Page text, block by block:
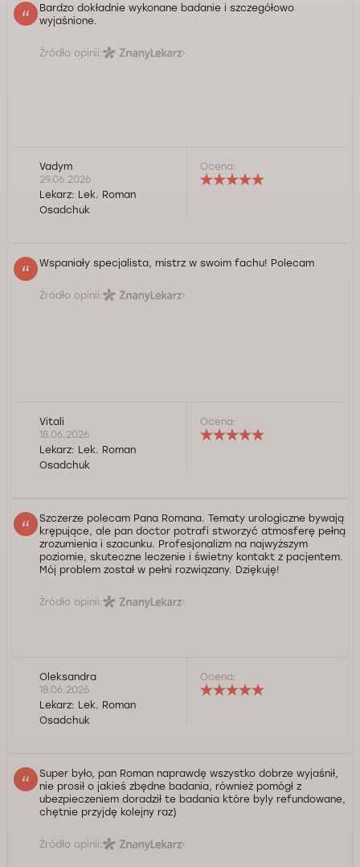
Bardzo dokładnie wykonane badanie i szczegółowo
wyjaśnione.
Źródło opinii:
Vadym
29.06.2026
Lekarz: Lek. Roman
Osadchuk
Ocena:
Wspaniały specjalista, mistrz w swoim fachu! Polecam
Źródło opinii:
Vitali
18.06.2026
Lekarz: Lek. Roman
Osadchuk
Ocena:
Szczerze polecam Pana Romana. Tematy urologiczne bywają
krępujące, ale pan doctor potrafi stworzyć atmosferę pełną
zrozumienia i szacunku. Profesjonalizm na najwyższym
poziomie, skuteczne leczenie i świetny kontakt z pacjentem.
Mój problem został w pełni rozwiązany. Dziękuję!
Źródło opinii:
Oleksandra
18.06.2026
Lekarz: Lek. Roman
Osadchuk
Ocena:
Super było, pan Roman naprawdę wszystko dobrze wyjaśnił,
nie prosił o jakieś zbędne badania, również pomógł z
ubezpieczeniem doradził te badania które byly refundowane,
chętnie przyjdę kolejny raz)
Źródło opinii: